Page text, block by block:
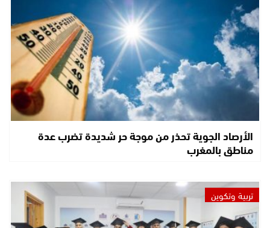
الأرصاد الجوية تحذر من موجة حر شديدة تضرب عدة
مناطق بالمغرب
تربية وتكوين